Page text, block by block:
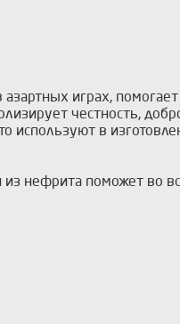
играх,
честность,
используют в
из нефрита поможет во